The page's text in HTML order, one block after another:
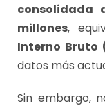
consolidada
millones,
Interno Bruto
datos más
Sin embargo,